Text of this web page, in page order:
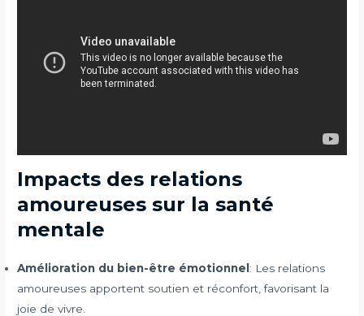
Impacts des relations
amoureuses sur la santé
mentale
Amélioration du bien-être émotionnel : Les relations
amoureuses apportent soutien et réconfort, favorisant la
joie de vivre.